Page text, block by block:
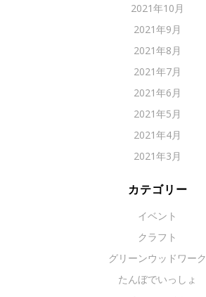
2021年10月
2021年9月
2021年8月
2021年7月
2021年6月
2021年5月
2021年4月
2021年3月
カテゴリー
イベント
クラフト
グリーンウッドワーク
たんぼでいっしょ